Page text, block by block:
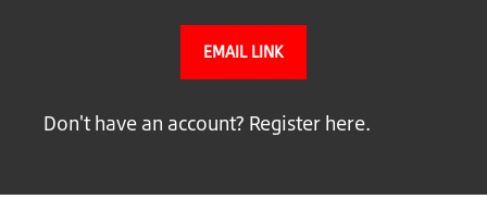
Don't have an account? Register here.